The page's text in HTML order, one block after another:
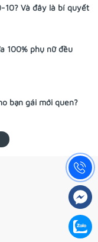
10? Và đây là bí quyết
100% phụ nữ đều
bạn gái mới quen?